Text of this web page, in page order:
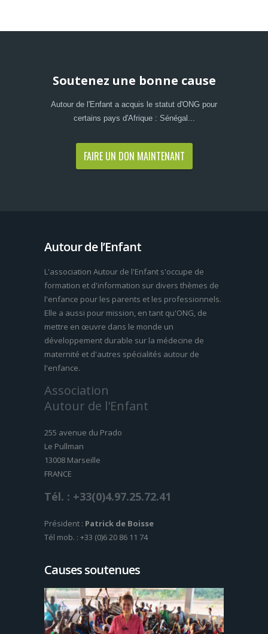
Soutenez une bonne cause
Autour de l'Enfant a acquis le statut d'ONG pour
certains pays d'Afrique : Sénégal...
FAIRE UN DON MAINTENANT
Autour de l’Enfant
L'association Autour de l'Enfant s'occupe de
formation et d'information sur divers thèmes de
l'enfance pour les parents et les professionnels.
Elle a aussi pour mission, en tant qu'ONG, de
mettre en œuvre dans le monde un
développement durable sur la médecine de
maternité et d'autres spécialités autour de
l'enfance.
Association
Autour de l'Enfant
255 avenue du Prado
Le Pullman
13008 Marseille
FRANCE
Tél. : +33(0)4.97.25.72.41
Président : Patrick de Boisse
Tél mob. : +33 (0)6 20 86 11 74
Causes soutenues